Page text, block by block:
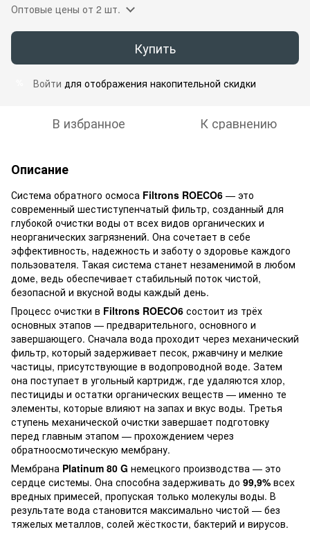
Оптовые цены от 2 шт.
Купить
Войти для отображения накопительной скидки
В избранное К сравнению
Описание
Система обратного осмоса Filtrons ROECO6 — это
современный шестиступенчатый фильтр, созданный для
глубокой очистки воды от всех видов органических и
неорганических загрязнений. Она сочетает в себе
эффективность, надежность и заботу о здоровье каждого
пользователя. Такая система станет незаменимой в любом
доме, ведь обеспечивает стабильный поток чистой,
безопасной и вкусной воды каждый день.
Процесс очистки в Filtrons ROECO6 состоит из трёх
основных этапов — предварительного, основного и
завершающего. Сначала вода проходит через механический
фильтр, который задерживает песок, ржавчину и мелкие
частицы, присутствующие в водопроводной воде. Затем
она поступает в угольный картридж, где удаляются хлор,
пестициды и остатки органических веществ — именно те
элементы, которые влияют на запах и вкус воды. Третья
ступень механической очистки завершает подготовку
перед главным этапом — прохождением через
обратноосмотическую мембрану.
Мембрана Platinum 80 G немецкого производства — это
сердце системы. Она способна задерживать до 99,9% всех
вредных примесей, пропуская только молекулы воды. В
результате вода становится максимально чистой — без
тяжелых металлов, солей жёсткости, бактерий и вирусов.